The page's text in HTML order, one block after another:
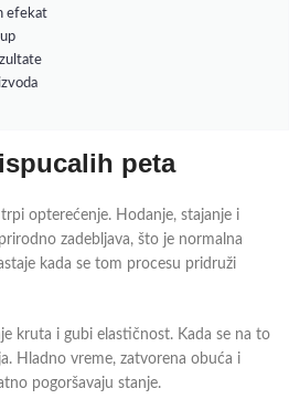
efekat
peta
opterećenje. Hodanje, stajanje i
zadebljava, što je normalna
kada se tom procesu pridruži
kruta i gubi elastičnost. Kada se na to
Hladno vreme, zatvorena obuća i
pogoršavaju stanje.